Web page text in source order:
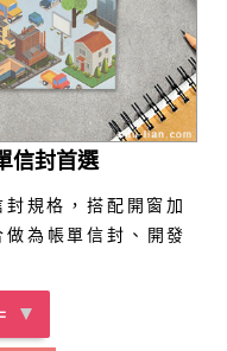
信封首選
規格，搭配開窗加
為帳單信封、開發